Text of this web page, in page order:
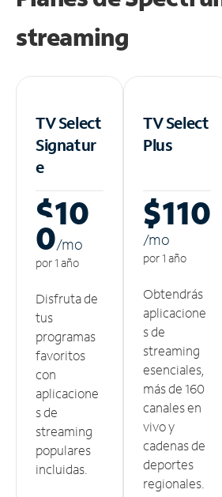
streaming
TV Select
Signatur
e
$10
0/mo
por 1 año
Disfruta de
tus
programas
favoritos
con
aplicacione
s de
streaming
populares
incluidas.
TV Select
Plus
$110
/mo
por 1 año
Obtendrás
aplicacione
s de
streaming
esenciales,
más de 160
canales en
vivo y
cadenas de
deportes
regionales.